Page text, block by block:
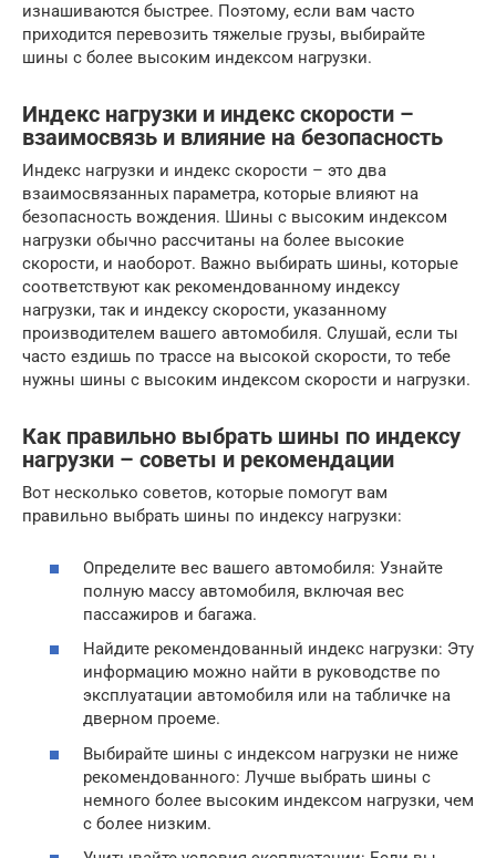
изнашиваются быстрее. Поэтому, если вам часто
приходится перевозить тяжелые грузы, выбирайте
шины с более высоким индексом нагрузки.
Индекс нагрузки и индекс скорости –
взаимосвязь и влияние на безопасность
Индекс нагрузки и индекс скорости – это два
взаимосвязанных параметра, которые влияют на
безопасность вождения. Шины с высоким индексом
нагрузки обычно рассчитаны на более высокие
скорости, и наоборот. Важно выбирать шины, которые
соответствуют как рекомендованному индексу
нагрузки, так и индексу скорости, указанному
производителем вашего автомобиля. Слушай, если ты
часто ездишь по трассе на высокой скорости, то тебе
нужны шины с высоким индексом скорости и нагрузки.
Как правильно выбрать шины по индексу
нагрузки – советы и рекомендации
Вот несколько советов, которые помогут вам
правильно выбрать шины по индексу нагрузки:
Определите вес вашего автомобиля: Узнайте
полную массу автомобиля, включая вес
пассажиров и багажа.
Найдите рекомендованный индекс нагрузки: Эту
информацию можно найти в руководстве по
эксплуатации автомобиля или на табличке на
дверном проеме.
Выбирайте шины с индексом нагрузки не ниже
рекомендованного: Лучше выбрать шины с
немного более высоким индексом нагрузки, чем
с более низким.